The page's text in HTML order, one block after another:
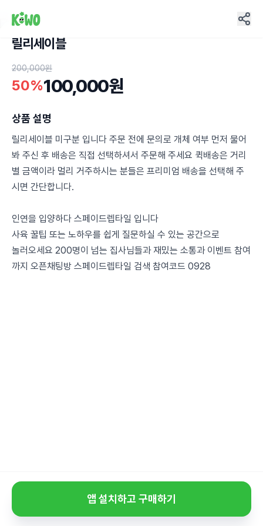
릴리세이블
200,000원
50%100,000원
상품 설명
릴리세이블 미구분 입니다 주문 전에 문의로 개체 여부 먼저 물어
봐 주신 후 배송은 직접 선택하셔서 주문해 주세요 퀵배송은 거리
별 금액이라 멀리 거주하시는 분들은 프리미엄 배송을 선택해 주
시면 간단합니다.
인연을 입양하다 스페이드렙타일 입니다
사육 꿀팁 또는 노하우를 쉽게 질문하실 수 있는 공간으로
놀러오세요 200명이 넘는 집사님들과 재밌는 소통과 이벤트 참여
까지 오픈채팅방 스페이드렙타일 검색 참여코드 0928
앱 설치하고 구매하기